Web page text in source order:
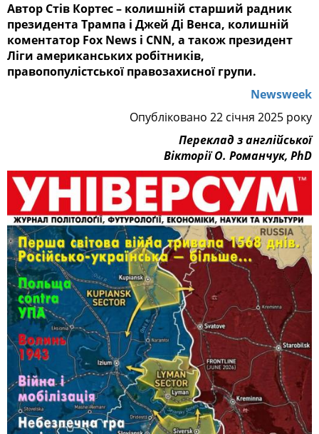
Автор Стів Кортес – колишній старший радник
президента Трампа і Джей Ді Венса, колишній
коментатор Fox News і CNN, а також президент
Ліги американських робітників,
правопопулістської правозахисної групи.
Newsweek
Опубліковано 22 січня 2025 року
Переклад з англійської
Вікторії О. Романчук, PhD